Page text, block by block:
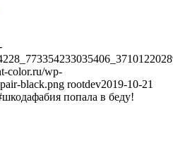
color.ru/wp-
black.png rootdev2019-10-21
попала в беду!